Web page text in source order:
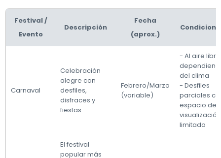
Festival /
Evento
Descripción
Fecha
(aprox.)
Carnaval
Celebración
alegre con
desfiles,
disfraces y
fiestas
Febrero/Marzo
(variable)
- Al aire
del clima
- Desfiles
parciales
espacio de
visualización
limitado
El festival
popular más